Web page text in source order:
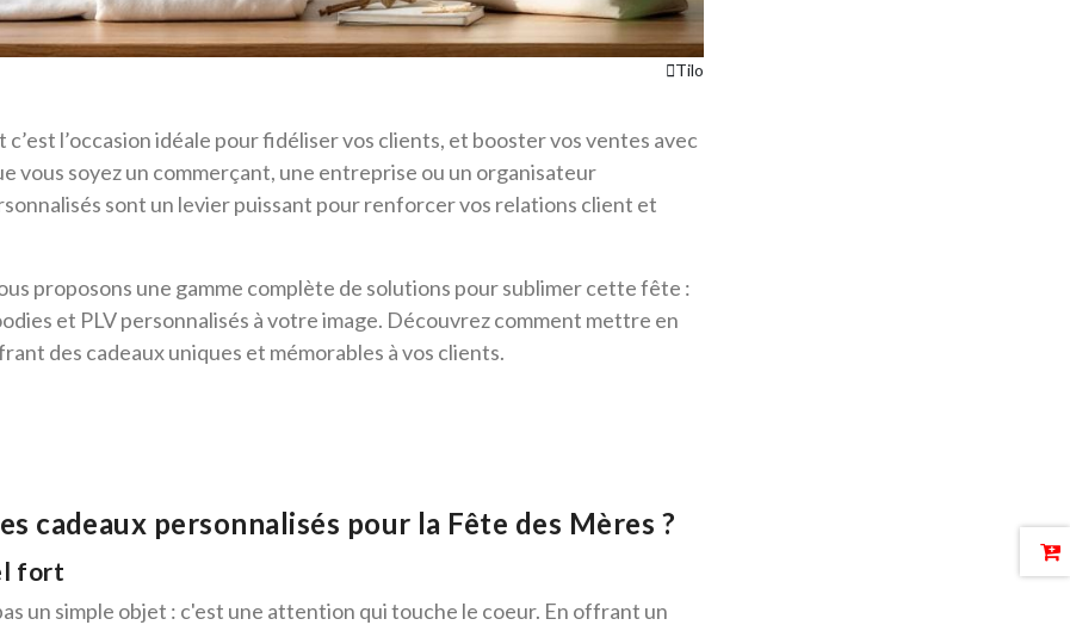
Tilo
l’occasion idéale pour fidéliser vos clients, et booster vos ventes avec
vous soyez un commerçant, une entreprise ou un organisateur
sont un levier puissant pour renforcer vos relations client et
proposons une gamme complète de solutions pour sublimer cette fête :
et PLV personnalisés à votre image. Découvrez comment mettre en
des cadeaux uniques et mémorables à vos clients.
cadeaux personnalisés pour la Fête des Mères ?
fort
un simple objet : c'est une attention qui touche le coeur. En offrant un